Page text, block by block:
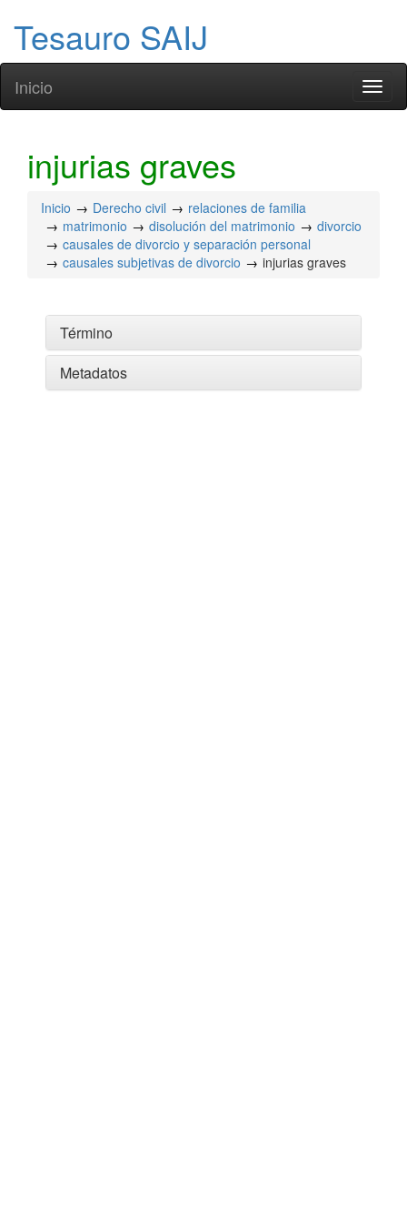
Tesauro SAIJ
Inicio
injurias graves
Inicio Derecho civil
relaciones de familia
matrimonio
disolución del matrimonio
divorcio
causales de divorcio y separación personal
causales subjetivas de divorcio
injurias graves
Término
Metadatos